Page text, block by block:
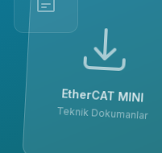
EtherCAT MINI
Teknik Dokumanlar